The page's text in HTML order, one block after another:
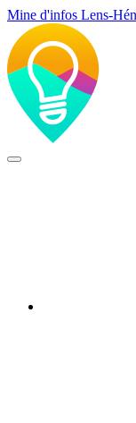
Mine d'infos Lens-